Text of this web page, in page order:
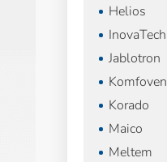
Helios
InovaTech
Jablotron
Korado
Maico
Meltem